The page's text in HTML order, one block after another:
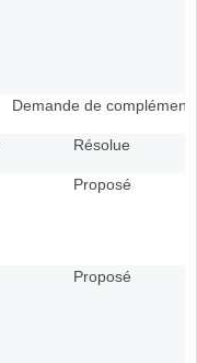
Demande de complément
Résolue
Proposé
Proposé